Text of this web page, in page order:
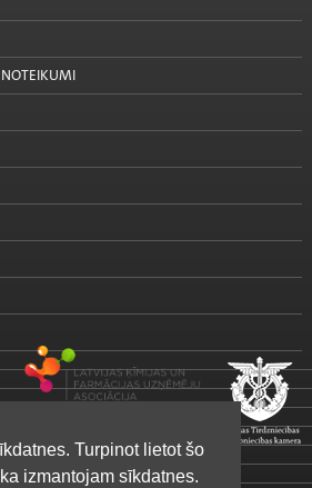
Turpinot lietot šo
izmantojam sīkdatnes.